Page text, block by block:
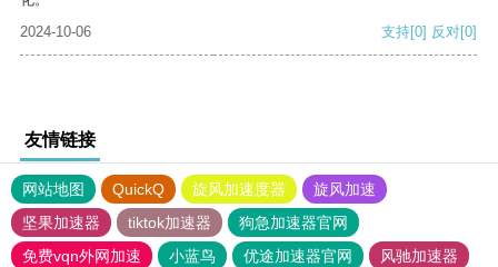
2024-10-06
支持[0] 反对[0]
友情链接
网站地图 QuickQ 旋风加速度器
旋风加速
坚果加速器
tiktok加速器
狗急加速器官网
免费vqn外网加速
小蓝鸟 优途加速器官网
风驰加速器